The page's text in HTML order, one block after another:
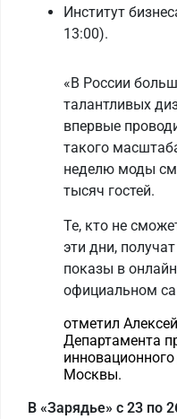
Институт
13:00).
«В России
талантливых
впервые
такого
неделю моды
тысяч гостей.
Те, кто не
эти дни,
показы в
официальном
отметил
Департамента
Москвы.
В «Зарядье» с 23 по